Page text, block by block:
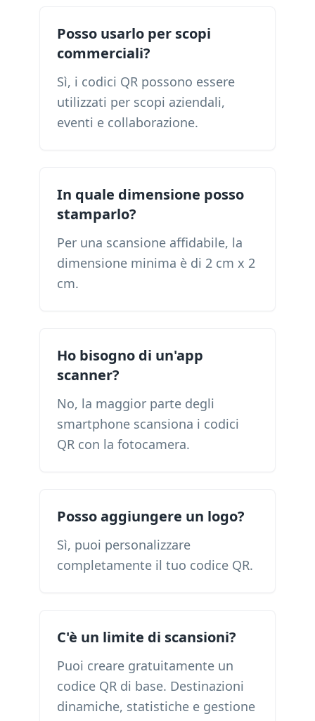
Posso usarlo per scopi
commerciali?
Sì, i codici QR possono essere
utilizzati per scopi aziendali,
eventi e collaborazione.
In quale dimensione posso
stamparlo?
Per una scansione affidabile, la
dimensione minima è di 2 cm x 2
cm.
Ho bisogno di un'app
scanner?
No, la maggior parte degli
smartphone scansiona i codici
QR con la fotocamera.
Posso aggiungere un logo?
Sì, puoi personalizzare
completamente il tuo codice QR.
C'è un limite di scansioni?
Puoi creare gratuitamente un
codice QR di base. Destinazioni
dinamiche, statistiche e gestione